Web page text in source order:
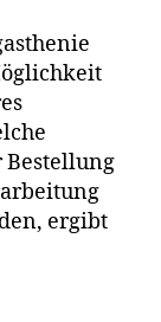
Bestellung
ergibt